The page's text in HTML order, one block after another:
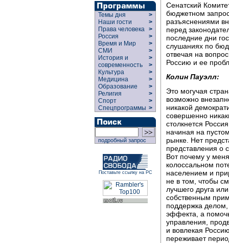
Темы дня
>
Наши гости
>
Права человека >
Россия
>
Время и Мир
>
СМИ
>
История и
современность
>
>
Культура
>
Медицина
>
Образование
>
Религия
>
Спорт
>
Спецпрограммы >
подробный запрос
Поставьте ссылку на РС
Сенатский
бюджетном
разъяснениями
перед
последние дни
слушаниях по
отвечая на
Россию и ее
Колин Пауэлл:
Это могучая
возможно
никакой
совершенно
столкнется
начиная на
рынке. Нет
представления о
Вот почему у
колоссальном
населением и
не в том, чтобы
лучшего друга
собственным
поддержка
эффекта, а
управления,
и вовлекая
переживает